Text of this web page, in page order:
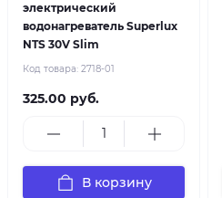
электрический
водонагреватель Superlux
NTS 30V Slim
Код товара: 2718-01
325.00 руб.
В корзину